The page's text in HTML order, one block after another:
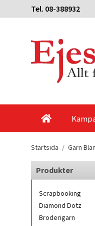
Tel. 08-388932
Startsida / Garn
Produkter
Scrapbooking
Diamond Dotz
Broderigarn